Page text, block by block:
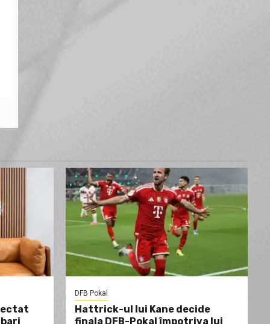
DFB Pokal
Hattrick-ul lui Kane decide
finala DFB-Pokal împotriva lui